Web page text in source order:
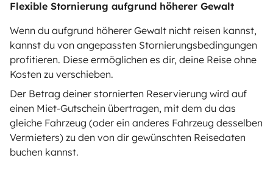
Flexible Stornierung aufgrund höherer Gewalt
Wenn du aufgrund höherer Gewalt nicht reisen kannst,
kannst du von angepassten Stornierungsbedingungen
profitieren. Diese ermöglichen es dir, deine Reise ohne
Kosten zu verschieben.
Der Betrag deiner stornierten Reservierung wird auf
einen Miet-Gutschein übertragen, mit dem du das
gleiche Fahrzeug (oder ein anderes Fahrzeug desselben
Vermieters) zu den von dir gewünschten Reisedaten
buchen kannst.
Sichere ZahlungsweisenRatenzahlung
Herunterladen im
App Store
Google Play
Blog Kontakt